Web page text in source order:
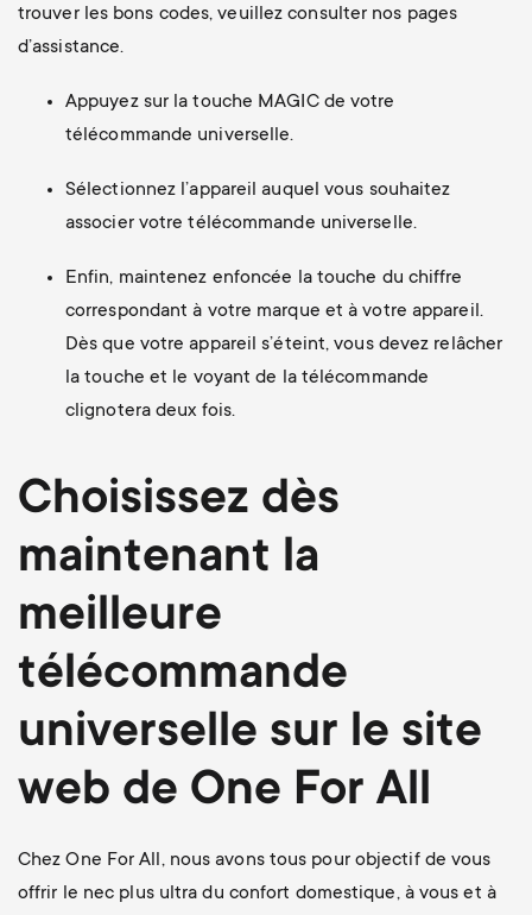
trouver les bons codes, veuillez consulter nos pages
d’assistance.
Appuyez sur la touche MAGIC de votre
télécommande universelle.
Sélectionnez l’appareil auquel vous souhaitez
associer votre télécommande universelle.
Enfin, maintenez enfoncée la touche du chiffre
correspondant à votre marque et à votre appareil.
Dès que votre appareil s’éteint, vous devez relâcher
la touche et le voyant de la télécommande
clignotera deux fois.
Choisissez dès
maintenant la
meilleure
télécommande
universelle sur le site
web de One For All
Chez One For All, nous avons tous pour objectif de vous
offrir le nec plus ultra du confort domestique, à vous et à